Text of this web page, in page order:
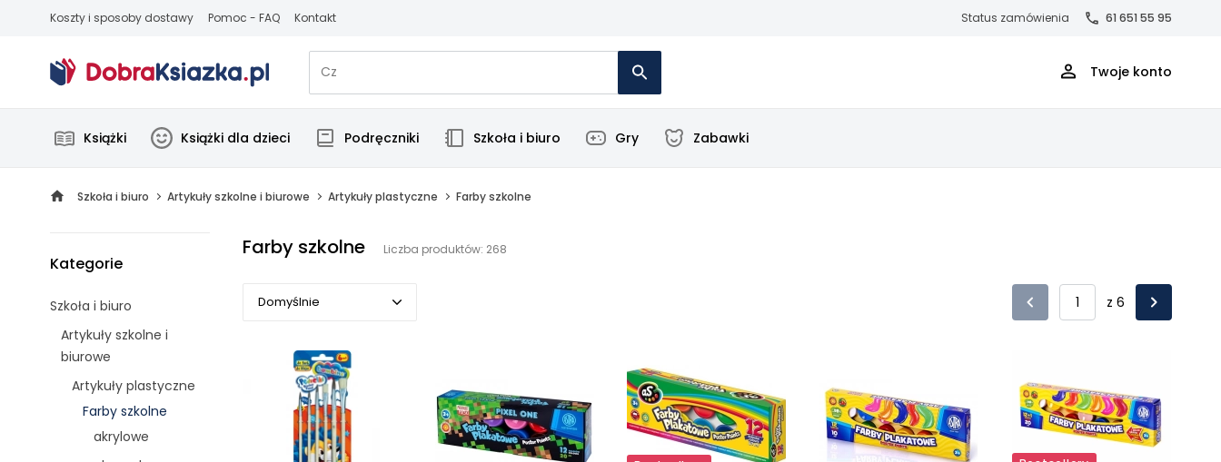
Koszty i sposoby dostawy Pomoc - FAQ Kontakt Status zamówienia 61 651 55 95
Twoje konto
Książki Książki dla dzieci Podręczniki Szkoła i biuro Gry Zabawki
Szkoła i biuro Artykuły szkolne i biurowe Artykuły plastyczne Farby szkolne
Kategorie
Szkoła i biuro
Artykuły szkolne i
biurowe
Artykuły plastyczne
Farby szkolne
akrylowe
Farby szkolne Liczba produktów: 268
Domyślnie
Domyślnie
Popularne
Cena rosnąco
Cena malejąco
z 6